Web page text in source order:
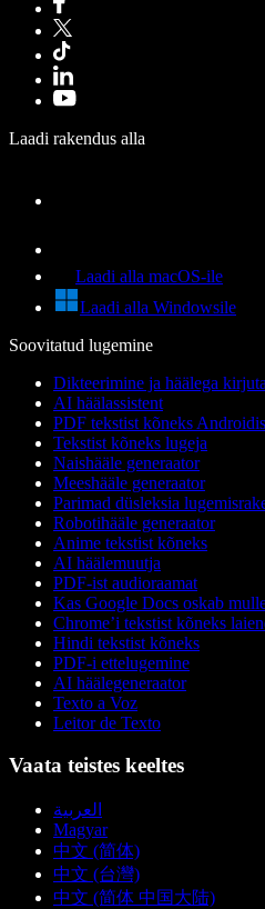
Laadi rakendus alla
Laadi alla macOS-ile
Laadi alla Windowsile
Soovitatud lugemine
Dikteerimine ja häälega
AI häälassistent
PDF tekstist kõneks Androidis
Tekstist kõneks lugeja
Naishääle generaator
Meeshääle generaator
Parimad düsleksia
Robotihääle generaator
Anime tekstist kõneks
AI häälemuutja
PDF-ist audioraamat
Kas Google Docs oskab
Chrome’i tekstist kõneks
Hindi tekstist kõneks
PDF-i ettelugemine
AI häälegeneraator
Texto a Voz
Leitor de Texto
Vaata teistes keeltes
العربية
Magyar
中文 (简体)
中文 (台灣)
中文 (简体 中国大陆)